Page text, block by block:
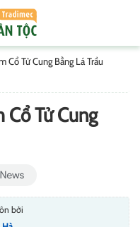
Cổ Tử Cung Bằng Lá Trầu
Cổ Tử Cung
bởi